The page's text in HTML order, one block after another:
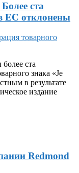
ста
ЕС отклонены
товарного
ста
знака «Je
в результате
издание
Redmond